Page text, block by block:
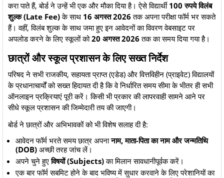
करा पाते हैं, बोर्ड ने उन्हें भी एक और मौका दिया है। ऐसे विद्यार्थी 100 रुपये विलंब
शुल्क (Late Fee)के साथ 16 अगस्त 2026 तक अपना परीक्षा फॉर्म भर सकते
हैं। वहीं, विलंब शुल्क के साथ जमा हुए इन आवेदनों का विवरण वेबसाइट पर
अपलोड करने के लिए स्कूलों को20 अगस्त 2026 तक का समय दिया गया है।
छात्रों और स्कूल प्रशासन के लिए सख्त निर्देश
​परिषद ने सभी राजकीय, सहायता प्राप्त (एडेड) और वित्तविहीन (प्राइवेट) विद्यालयों
के प्रधानाचार्यों को सख्त हिदायत दी है कि वे निर्धारित समय सीमा के भीतर ही सभी
ऑनलाइन प्रक्रियाएं पूरी करें। किसी भी प्रकार की लापरवाही सामने आने पर
सीधे स्कूल प्रशासन की जिम्मेदारी तय की जाएगी।
​बोर्ड ने छात्रों और अभिभावकों को भी विशेष सलाह दी है:
​आवेदन फॉर्म भरते समय छात्र अपनानाम, माता-पिता का नाम और जन्मतिथि
(DOB) अच्छी तरह जांच लें।
​अपने चुने हुएविषयों (Subjects)का मिलान सावधानीपूर्वक करें।
​एक बार फॉर्म सबमिट होने के बाद भविष्य में सुधार करवाने के लिए परेशानियों का